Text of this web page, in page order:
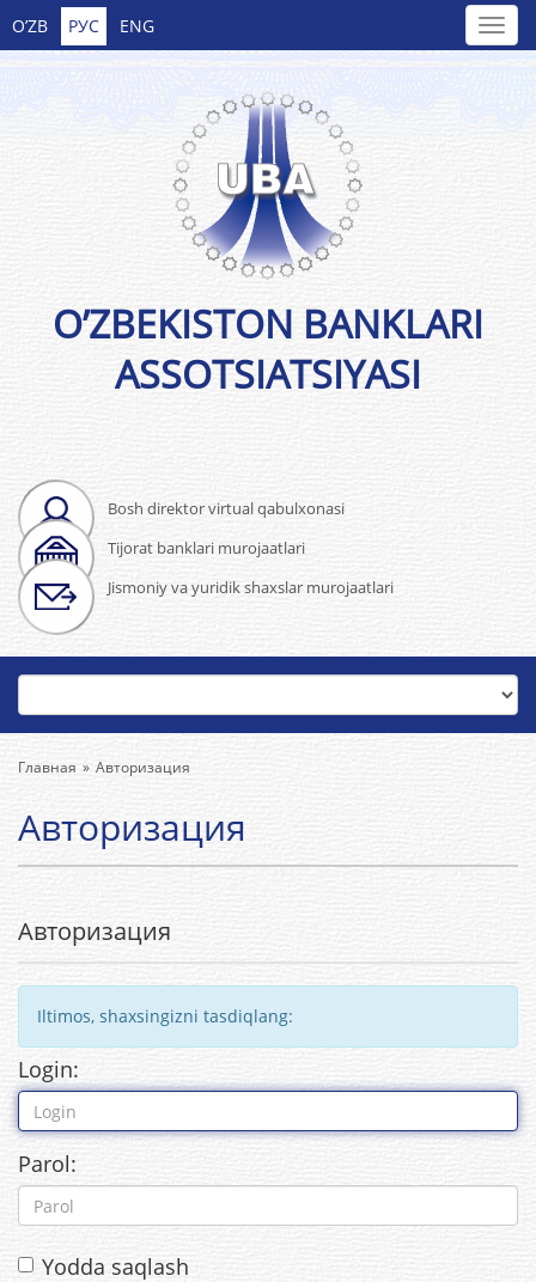
O’ZB РУС ENG
Bosh direktor virtual qabulxonasi
Tijorat banklari murojaatlari
Jismoniy va yuridik shaxslar murojaatlari
O’ZBEKISTON BANKLARI
ASSOTSIATSIYASI
Главная Авторизация
Авторизация
Авторизация
Iltimos, shaxsingizni tasdiqlang:
Login:
Parol:
Yodda saqlash